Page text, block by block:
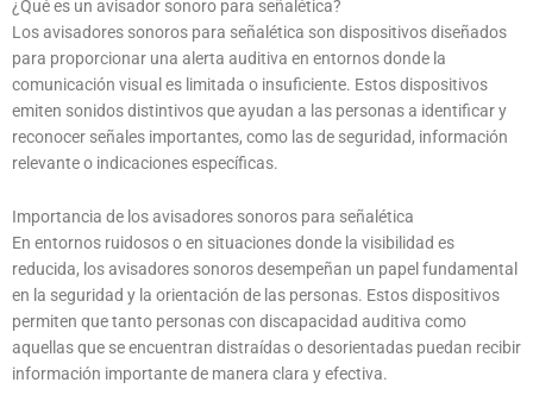
¿Qué es un avisador sonoro para señalética?
Los avisadores sonoros para señalética son dispositivos diseñados
para proporcionar una alerta auditiva en entornos donde la
comunicación visual es limitada o insuficiente. Estos dispositivos
emiten sonidos distintivos que ayudan a las personas a identificar y
reconocer señales importantes, como las de seguridad, información
relevante o indicaciones específicas.
Importancia de los avisadores sonoros para señalética
En entornos ruidosos o en situaciones donde la visibilidad es
reducida, los avisadores sonoros desempeñan un papel fundamental
en la seguridad y la orientación de las personas. Estos dispositivos
permiten que tanto personas con discapacidad auditiva como
aquellas que se encuentran distraídas o desorientadas puedan recibir
información importante de manera clara y efectiva.